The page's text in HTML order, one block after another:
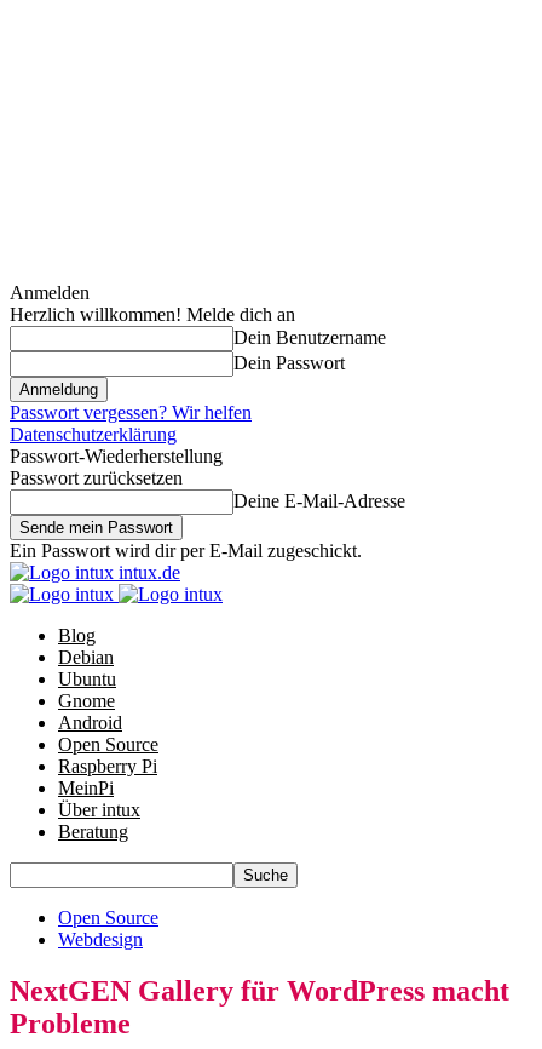
Anmelden
Herzlich willkommen! Melde dich an
Dein Benutzername
Dein Passwort
Passwort vergessen? Wir helfen
Datenschutzerklärung
Passwort-Wiederherstellung
Passwort zurücksetzen
Deine E-Mail-Adresse
Ein Passwort wird dir per E-Mail zugeschickt.
intux.de
Blog
Debian
Ubuntu
Gnome
Android
Open Source
Raspberry Pi
MeinPi
Über intux
Beratung
Open Source
Webdesign
NextGEN Gallery für WordPress macht
Probleme